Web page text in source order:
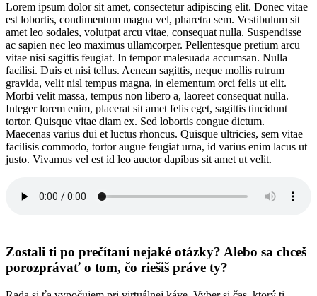
Lorem ipsum dolor sit amet, consectetur adipiscing elit. Donec vitae
est lobortis, condimentum magna vel, pharetra sem. Vestibulum sit
amet leo sodales, volutpat arcu vitae, consequat nulla. Suspendisse
ac sapien nec leo maximus ullamcorper. Pellentesque pretium arcu
vitae nisi sagittis feugiat. In tempor malesuada accumsan. Nulla
facilisi. Duis et nisi tellus. Aenean sagittis, neque mollis rutrum
gravida, velit nisl tempus magna, in elementum orci felis ut elit.
Morbi velit massa, tempus non libero a, laoreet consequat nulla.
Integer lorem enim, placerat sit amet felis eget, sagittis tincidunt
tortor. Quisque vitae diam ex. Sed lobortis congue dictum.
Maecenas varius dui et luctus rhoncus. Quisque ultricies, sem vitae
facilisis commodo, tortor augue feugiat urna, id varius enim lacus ut
justo. Vivamus vel est id leo auctor dapibus sit amet ut velit.
Zostali ti po prečítaní nejaké otázky? Alebo sa chceš
porozprávať o tom, čo riešiš práve ty?